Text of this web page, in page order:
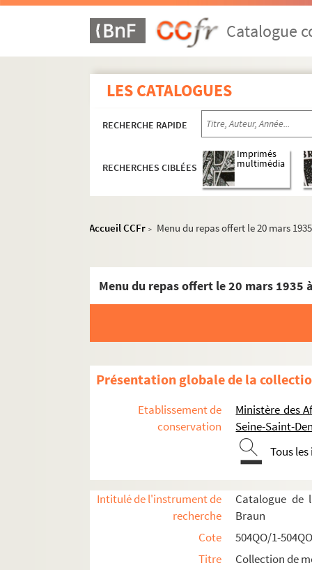
Catalogue
LES CATALOGUES
RECHERCHE RAPIDE
RECHERCHES CIBLÉES
Imprimés
multimédia
Accueil CCFr > Menu du repas offert le 20 mars
Menu du repas offert le 20 mars 1935
Présentation globale de la
Etablissement de
conservation
Ministère des
Seine-Saint-
Tous
Intitulé de l'instrument de
recherche
Catalogue de
Braun
Cote
504QO/1-
Titre
Collection de
Réceptions données par ou pour les